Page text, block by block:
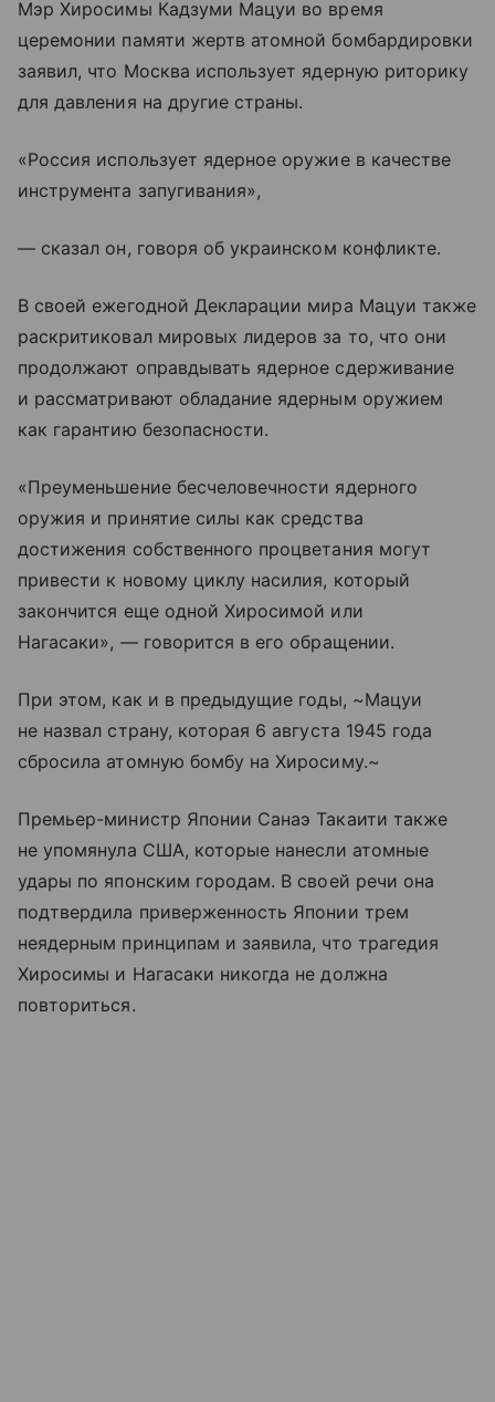
Мэр Хиросимы Кадзуми Мацуи во время
церемонии памяти жертв атомной бомбардировки
заявил, что Москва использует ядерную риторику
для давления на другие страны.
«Россия использует ядерное оружие в качестве
инструмента запугивания»,
— сказал он, говоря об украинском конфликте.
В своей ежегодной Декларации мира Мацуи также
раскритиковал мировых лидеров за то, что они
продолжают оправдывать ядерное сдерживание
и рассматривают обладание ядерным оружием
как гарантию безопасности.
«Преуменьшение бесчеловечности ядерного
оружия и принятие силы как средства
достижения собственного процветания могут
привести к новому циклу насилия, который
закончится еще одной Хиросимой или
Нагасаки», — говорится в его обращении.
При этом, как и в предыдущие годы, ~Мацуи
не назвал страну, которая 6 августа 1945 года
сбросила атомную бомбу на Хиросиму.~
Премьер-министр Японии Санаэ Такаити также
не упомянула США, которые нанесли атомные
удары по японским городам. В своей речи она
подтвердила приверженность Японии трем
неядерным принципам и заявила, что трагедия
Хиросимы и Нагасаки никогда не должна
повториться.